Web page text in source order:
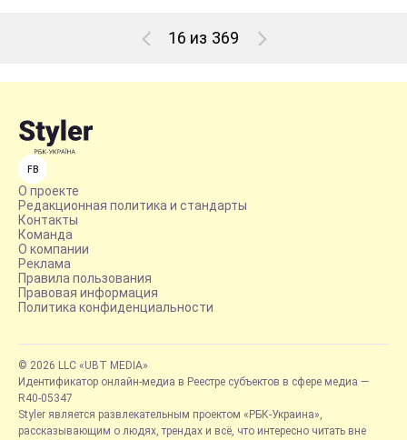
16 из 369
FB
О проекте
Редакционная политика и стандарты
Контакты
Команда
О компании
Реклама
Правила пользования
Правовая информация
Политика конфиденциальности
© 2026 LLC «UBT MEDIA»
Идентификатор онлайн-медиа в Реестре субъектов в сфере медиа —
R40-05347
Styler является развлекательным проектом «РБК-Украина»,
рассказывающим о людях, трендах и всё, что интересно читать вне